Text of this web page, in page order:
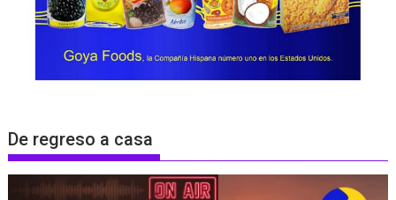
De regreso a casa